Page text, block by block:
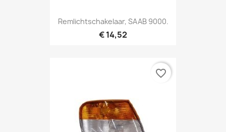
Remlichtschakelaar, SAAB 9000.
€ 14,52
favorite_border